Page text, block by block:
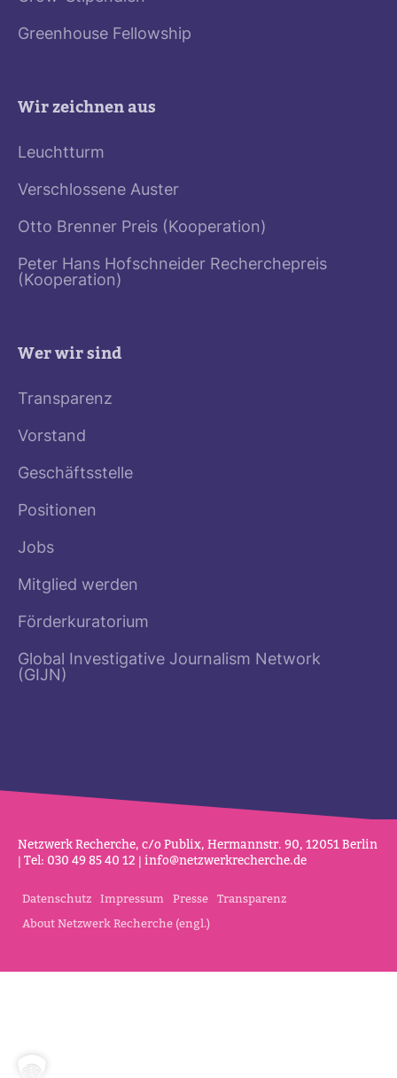
Greenhouse Fellowship
Wir zeichnen aus
Leuchtturm
Verschlossene Auster
Otto Brenner Preis (Kooperation)
Peter Hans Hofschneider Recherchepreis
(Kooperation)
Wer wir sind
Transparenz
Vorstand
Geschäftsstelle
Positionen
Jobs
Mitglied werden
Förderkuratorium
Global Investigative Journalism Network
(GIJN)
Netz­werk Recherche, c/o Publix, Her­mannstr. 90, 12051 Berlin
| Tel: 030 49 85 40 12 | info@netz­werk­re­cherche.de
Datenschutz Impressum Presse Transparenz
About Netzwerk Recherche (engl.)